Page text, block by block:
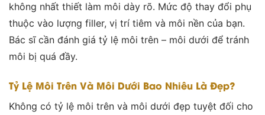
không nhất thiết làm môi dày rõ. Mức độ thay đổi phụ
thuộc vào lượng filler, vị trí tiêm và môi nền của bạn.
Bác sĩ cần đánh giá tỷ lệ môi trên – môi dưới để tránh
môi bị quá đầy.
Tỷ Lệ Môi Trên Và Môi Dưới Bao Nhiêu Là Đẹp?
Không có tỷ lệ môi trên và môi dưới đẹp tuyệt đối cho